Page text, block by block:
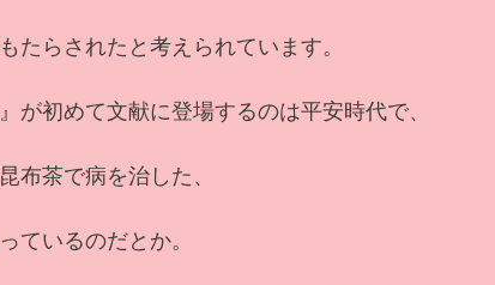
たらされたと考えられています。
が初めて文献に登場するのは平安時代で、
布茶で病を治した、
ているのだとか。